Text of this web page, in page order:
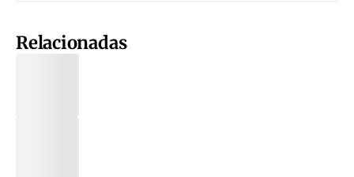
Relacionadas